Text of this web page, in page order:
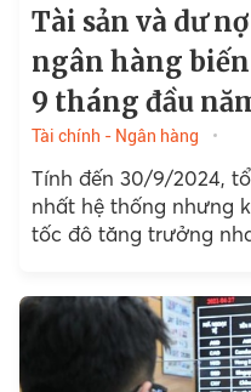
Tài sản và dư
ngân hàng
9 tháng đầu
Tài chính - Ngân hàng
Tính đến 30/9/2024,
nhất hệ thống nhưng
tốc đô tăng trưởng